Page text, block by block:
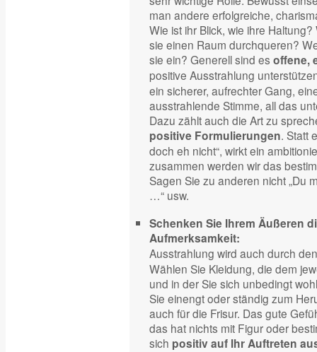
man andere erfolgreiche,
Wie ist ihr Blick, wie ihre
sie einen Raum durchqueren?
sie ein? Generell sind es offene,
positive Ausstrahlung
ein sicherer, aufrechter Gang,
ausstrahlende Stimme, all das
Dazu zählt auch die Art zu
positive Formulierungen. Statt
doch eh nicht“, wirkt ein
zusammen werden wir das
Sagen Sie zu anderen nicht „Du
…“ usw.
Schenken Sie Ihrem Äußeren
Aufmerksamkeit:
Ausstrahlung wird auch durch
Wählen Sie Kleidung, die dem
und in der Sie sich unbedingt
Sie einengt oder ständig zum
auch für die Frisur. Das gute
das hat nichts mit Figur oder
sich positiv auf Ihr Auftreten